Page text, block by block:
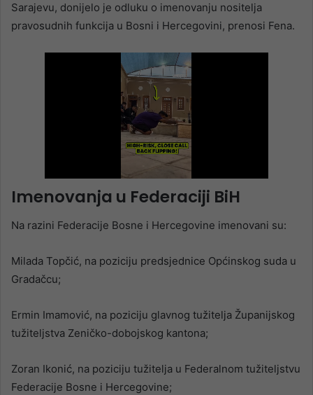
Sarajevu, donijelo je odluku o imenovanju nositelja
pravosudnih funkcija u Bosni i Hercegovini, prenosi Fena.
Imenovanja u Federaciji BiH
Na razini Federacije Bosne i Hercegovine imenovani su:
Milada Topčić, na poziciju predsjednice Općinskog suda u
Gradačcu;
Ermin Imamović, na poziciju glavnog tužitelja Županijskog
tužiteljstva Zeničko-dobojskog kantona;
Zoran Ikonić, na poziciju tužitelja u Federalnom tužiteljstvu
Federacije Bosne i Hercegovine;